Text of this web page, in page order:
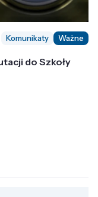
Komunikaty Ważne
do Szkoły